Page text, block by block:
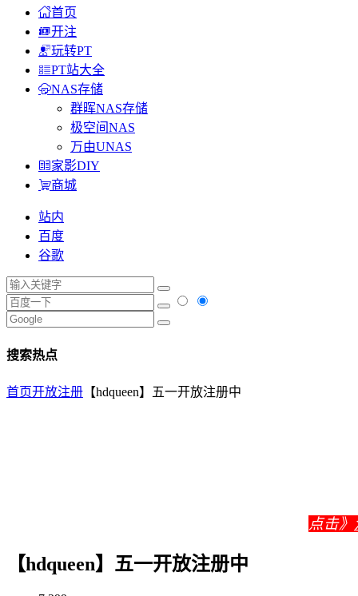
首页
开注
玩转PT
PT站大全
NAS存储
群晖NAS存储
极空间NAS
万由UNAS
家影DIY
商城
站内
百度
谷歌
搜索热点
首页开放注册 【hdqueen】五一开放注册中
点击》
【hdqueen】五一开放注册中